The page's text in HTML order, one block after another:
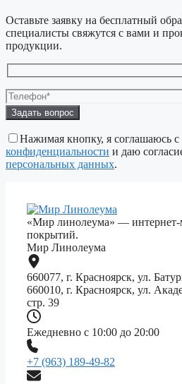
Оставьте заявку на бесплатный
специалисты свяжутся с вами и
продукции.
Оставьте
это
поле
пустым.
Нажимая кнопку, я соглашаюсь с
конфиденциальности и даю
персональных данных.
«Мир линолеума» — интернет-
покрытий.
Мир Линолеума
660077, г. Красноярск, ул.
660010, г. Красноярск, ул.
стр. 39
Ежедневно с 10:00 до 20:00
+7 (963) 189-49-82